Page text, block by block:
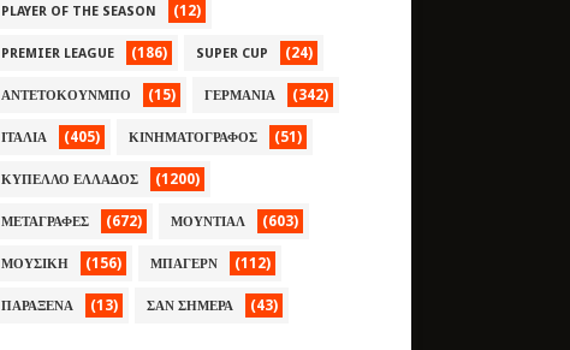
PLAYER OF THE SEASON (12)
PREMIER LEAGUE (186) SUPER CUP (24)
ΑΝΤΕΤΟΚΟΥΝΜΠΟ (15) ΓΕΡΜΑΝΙΑ (342)
ΙΤΑΛΙΑ (405) ΚΙΝΗΜΑΤΟΓΡΑΦΟΣ (51)
ΚΥΠΕΛΛΟ ΕΛΛΑΔΟΣ (1200)
ΜΕΤΑΓΡΑΦΕΣ (672) ΜΟΥΝΤΙΑΛ (603)
ΜΟΥΣΙΚΗ (156) ΜΠΑΓΕΡΝ (112)
ΠΑΡΑΞΕΝΑ (13) ΣΑΝ ΣΗΜΕΡΑ (43)